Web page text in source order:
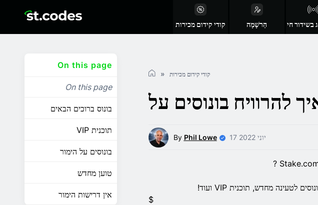
קודי קידום מכירות הַרשָׁמָה בשידור חי
On this page
On this page
בונוס ברוכים הבאים
תוכנית VIP
בונוסים על הימור
טוען מחדש
אין דרישות הימור
קודי קידום מכירות
By Phil Lowe 17 יוני 2022
$